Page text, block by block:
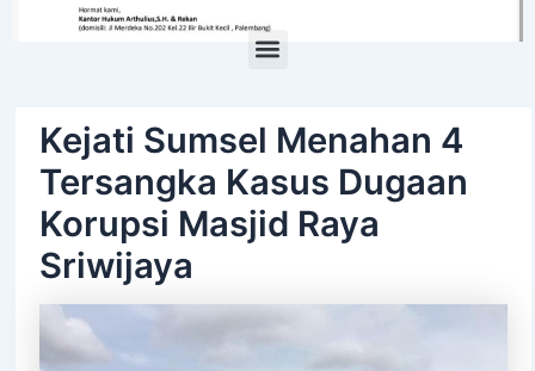
Kejati Sumsel Menahan 4
Tersangka Kasus Dugaan
Korupsi Masjid Raya
Sriwijaya